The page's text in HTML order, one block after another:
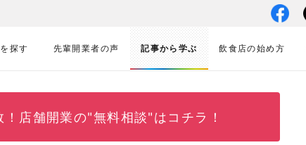
探す 先輩開業者の声 記事から学ぶ 飲食店の始め方
店舗開業の"無料相談"はコチラ！